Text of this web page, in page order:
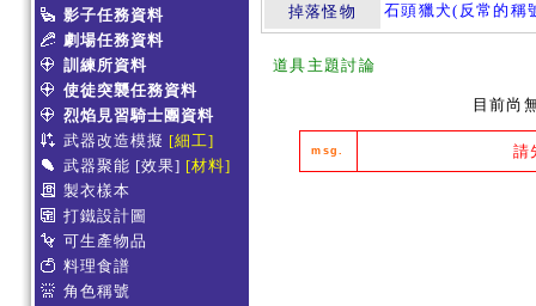
影子任務資料
劇場任務資料
訓練所資料
使徒突襲任務資料
烈焰見習騎士團資料
武器改造模擬 [細工]
武器聚能 [效果] [材料]
製衣樣本
打鐵設計圖
可生產物品
料理食譜
角色稱號
掉落怪物
石頭獵犬(反常的稱
道具主題討論
目前尚
msg. 請